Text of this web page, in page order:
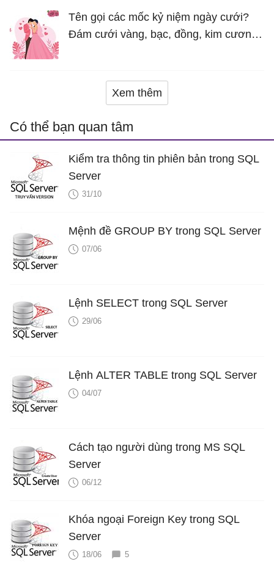
Tên gọi các mốc kỷ niệm ngày cưới?
Đám cưới vàng, bạc, đồng, kim cương
Xem thêm
Có thể bạn quan tâm
Kiểm tra thông tin phiên bản trong SQL
Server
31/10
Mệnh đề GROUP BY trong SQL Server
07/06
Lệnh SELECT trong SQL Server
29/06
Lệnh ALTER TABLE trong SQL Server
04/07
Cách tạo người dùng trong MS SQL
Server
06/12
Khóa ngoại Foreign Key trong SQL
Server
18/06 5